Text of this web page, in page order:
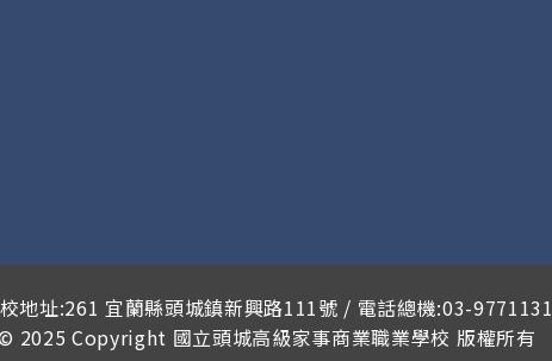
地址:261 宜蘭縣頭城鎮新興路111號 / 電話總機:03-9771131
2025 Copyright 國立頭城高級家事商業職業學校 版權所有